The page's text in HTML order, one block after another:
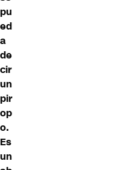
pu
ed
a
de
cir
un
pir
op
o.
Es
un